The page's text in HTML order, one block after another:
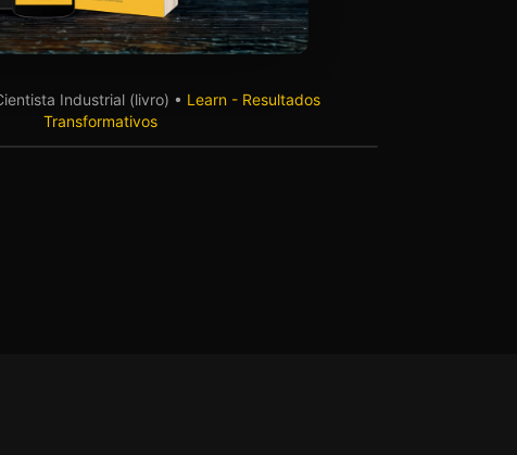
Industrial (livro) • Learn - Resultados
Transformativos